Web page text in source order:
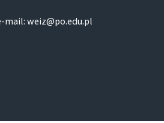
mail: weiz@po.edu.pl